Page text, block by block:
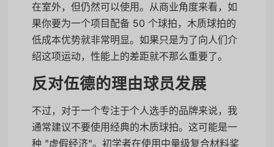
在室外，但仍然可以使用。从商业角度来看，如
果你要为一个项目配备 50 个球拍，木质球拍的
低成本优势就非常明显。如果只是为了向人们介
绍这项运动，性能上的差距就不那么重要了。
反对伍德的理由球员发展
不过，对于一个专注于个人选手的品牌来说，我
通常建议不要使用经典的木质球拍。这可能是一
种 "虚假经济"。初学者在使用中量级复合材料桨